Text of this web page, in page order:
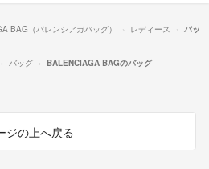
BAG（バレンシアガバッグ） レディース
バッ
バッグ BALENCIAGA BAGのバッグ
ジの上へ戻る